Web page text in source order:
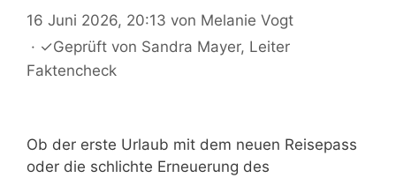
16 Juni 2026, 20:13 von Melanie Vogt
· ✓Geprüft von Sandra Mayer, Leiter
Faktencheck
Ob der erste Urlaub mit dem neuen Reisepass
oder die schlichte Erneuerung des